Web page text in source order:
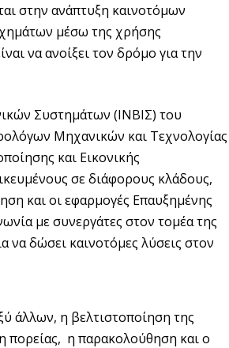
στην ανάπτυξη καινοτόμων
μέσω της χρήσης
να ανοίξει τον δρόμο για την
Συστημάτων (ΙΝΒΙΣ) του
Μηχανικών και Τεχνολογίας
και Εικονικής
σε διάφορους κλάδους,
και οι εφαρμογές Επαυξημένης
με συνεργάτες στον τομέα της
να δώσει καινοτόμες λύσεις στον
άλλων, η βελτιστοποίηση της
η παρακολούθηση και ο